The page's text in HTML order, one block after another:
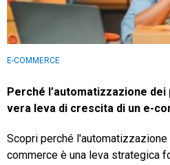
E-COMMERCE
Perché l’automatizzazione
vera leva di crescita di un e-
Scopri perché
commerce è una leva strategica